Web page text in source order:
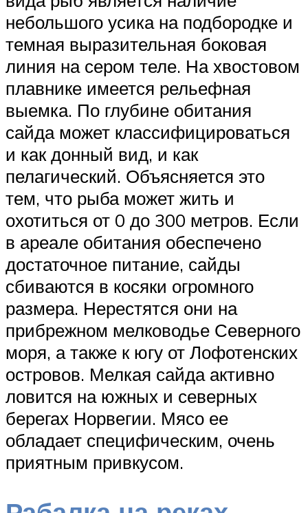
небольшого усика на подбородке и
темная выразительная боковая
линия на сером теле. На хвостовом
плавнике имеется рельефная
выемка. По глубине обитания
сайда может классифицироваться
и как донный вид, и как
пелагический. Объясняется это
тем, что рыба может жить и
охотиться от 0 до 300 метров. Если
в ареале обитания обеспечено
достаточное питание, сайды
сбиваются в косяки огромного
размера. Нерестятся они на
прибрежном мелководье Северного
моря, а также к югу от Лофотенских
островов. Мелкая сайда активно
ловится на южных и северных
берегах Норвегии. Мясо ее
обладает специфическим, очень
приятным привкусом.